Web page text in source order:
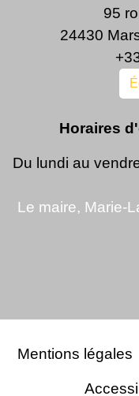
95
24430
Horaires
Du lundi au
Le maire, Marie-
Mentions légales